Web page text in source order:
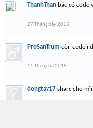
ThanhThan bác có code
27 Tháng bảy 2015
ProSanTrum còn code ì
11 Tháng ba 2015
dongtay17 share cho